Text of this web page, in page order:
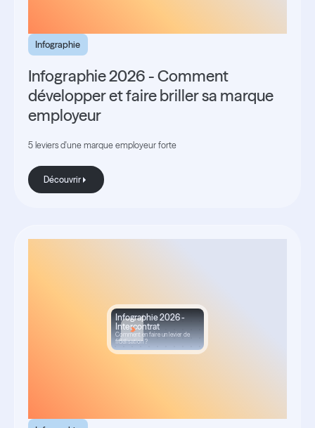
Infographie
Infographie 2026 - Comment
développer et faire briller sa marque
employeur
5 leviers d'une marque employeur forte
Découvrir
Découvrir
Infographie 2026 -
Intercontrat
Comment en faire un levier de
fidélisation ?